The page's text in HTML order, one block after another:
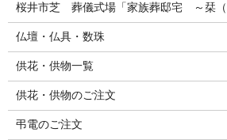
桜井市芝 葬儀式場「家族葬邸宅 ～栞（
仏壇・仏具・数珠
供花・供物一覧
供花・供物のご注文
弔電のご注文